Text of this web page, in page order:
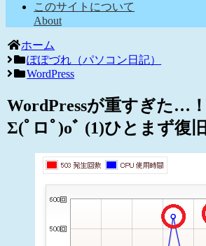
このサイトについて
About
ホーム
ぽぽづれ（パソコン日記）
WordPress
WordPressが重すぎた…！
Σ(ﾟロﾟ)oﾞ (1)ひとまず復旧